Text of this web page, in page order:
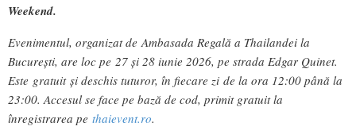
Weekend.
Evenimentul, organizat de Ambasada Regală a Thailandei la
București, are loc pe 27 și 28 iunie 2026, pe strada Edgar Quinet.
Este gratuit și deschis tuturor, în fiecare zi de la ora 12:00 până la
23:00. Accesul se face pe bază de cod, primit gratuit la
înregistrarea pe thaievent.ro.